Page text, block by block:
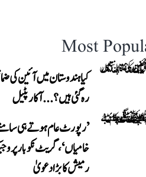
Most
کیا ہندوستان میں آئین کی
رہ گئی ہیں؟...آکار پٹیل
’رپورٹ عام ہوتے ہی
خامیاں‘، گریٹ نکوبار
رمیش کا بڑا دعویٰ